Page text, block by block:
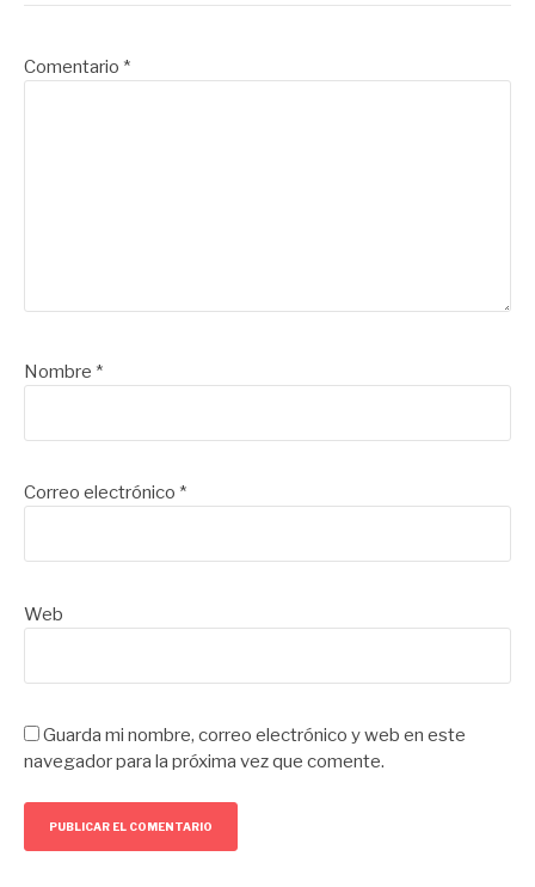
Comentario *
Nombre *
Correo electrónico *
Web
Guarda mi nombre, correo electrónico y web en este
navegador para la próxima vez que comente.